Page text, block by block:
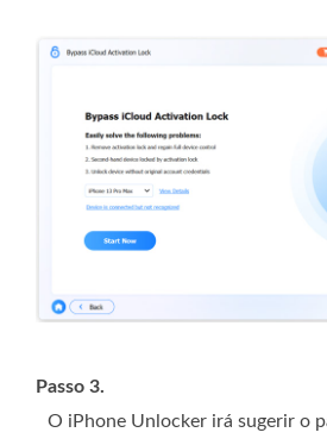
Passo 3.
O iPhone Unlocker irá sugerir o